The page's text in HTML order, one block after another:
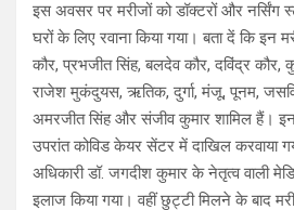
इस अवसर पर मरीजों को डॉक्टरों और
घरों के लिए रवाना किया गया। बता दें कि इन
कौर, प्रभजीत सिंह, बलदेव कौर, दविंद्र कौर,
राजेश मुकंदुयस, ऋतिक, दुर्गा, मंजू, पूनम,
अमरजीत सिंह और संजीव कुमार शामिल हैं।
उपरांत कोविड केयर सेंटर में दाखिल करवाया
अधिकारी डॉ. जगदीश कुमार के नेतृत्व वाली
इलाज किया गया। वहीं छुट्टी मिलने के बाद